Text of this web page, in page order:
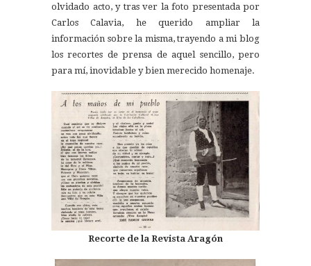
olvidado acto, y tras ver la foto presentada por
Carlos Calavia, he querido ampliar la
información sobre la misma, trayendo a mi blog
los recortes de prensa de aquel sencillo, pero
para mí, inovidable y bien merecido homenaje.
Recorte de la Revista Aragón